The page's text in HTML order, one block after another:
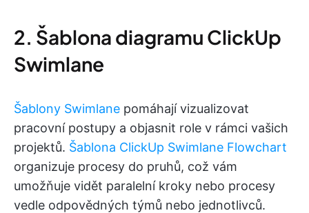
2. Šablona diagramu ClickUp
Swimlane
Šablony Swimlane pomáhají vizualizovat
pracovní postupy a objasnit role v rámci vašich
projektů. Šablona ClickUp Swimlane Flowchart
organizuje procesy do pruhů, což vám
umožňuje vidět paralelní kroky nebo procesy
vedle odpovědných týmů nebo jednotlivců.